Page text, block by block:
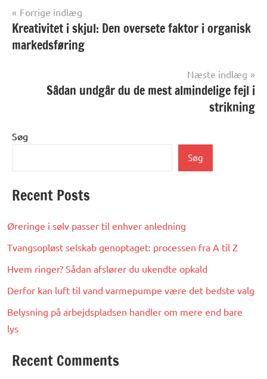
Indlægsnavigation
Forrige indlæg
Kreativitet i skjul: Den oversete faktor i organisk
markedsføring
Næste indlæg
Sådan undgår du de mest almindelige fejl i
strikning
Søg
Søg
Recent Posts
Øreringe i sølv passer til enhver anledning
Tvangsopløst selskab genoptaget: processen fra A til Z
Hvem ringer? Sådan afslører du ukendte opkald
Derfor kan luft til vand varmepumpe være det bedste valg
Belysning på arbejdspladsen handler om mere end bare
lys
Recent Comments